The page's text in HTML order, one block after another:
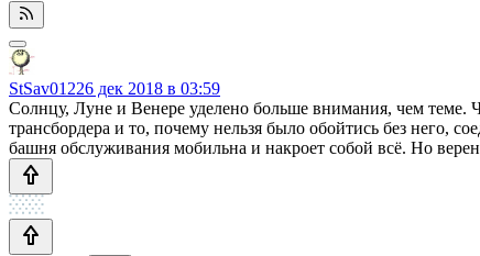
StSav01226 дек 2018 в 03:59
Солнцу, Луне и Венере уделено больше внимания, чем теме.
трансбордера и то, почему нельзя было обойтись без него,
башня обслуживания мобильна и накроет собой всё. Но